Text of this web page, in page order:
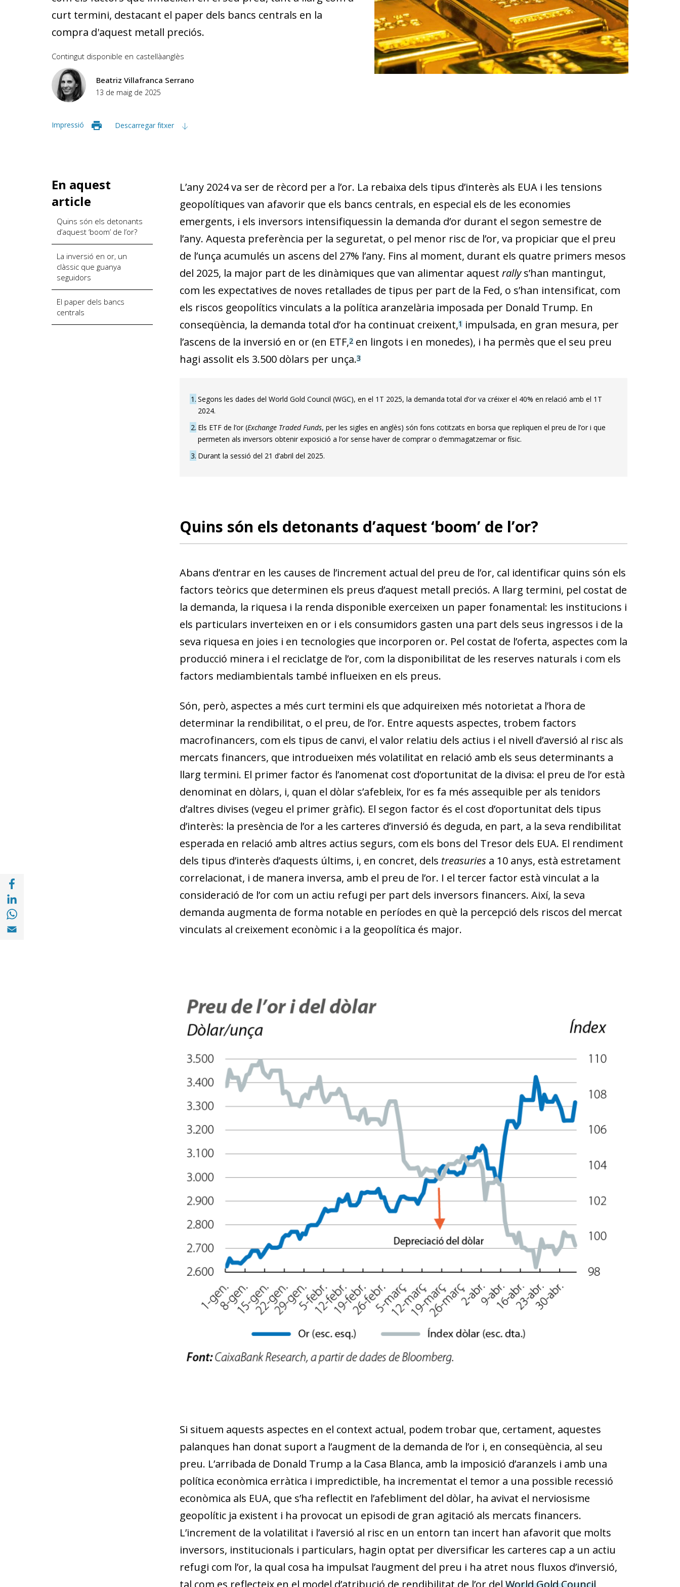
curt termini, destacant el paper dels bancs centrals en la
compra d'aquest metall preciós.
Contingut disponible en castellàanglès
Beatriz Villafranca Serrano
13 de maig de 2025
Impressió Descarregar fitxer
Compartir a Facebook (opens in a new window)
Compartir a with Linkedin (opens in a new window)
Compartir a with Whatsapp (opens in a new window)
Compartir a Email (opens in a new window)
En aquest
article
Quins són els detonants
d’aquest ‘boom’ de l’or?
La inversió en or, un
clàssic que guanya
seguidors
El paper dels bancs
centrals
L’any 2024 va ser de rècord per a l’or. La rebaixa dels tipus d’interès als EUA i les tensions
geopolítiques van afavorir que els bancs centrals, en especial els de les economies
emergents, i els inversors intensifiquessin la demanda d’or durant el segon semestre de
l’any. Aquesta preferència per la seguretat, o pel menor risc de l’or, va propiciar que el preu
de l’unça acumulés un ascens del 27% l’any. Fins al moment, durant els quatre primers mesos
del 2025, la major part de les dinàmiques que van alimentar aquest rallys’han mantingut,
com les expectatives de noves retallades de tipus per part de la Fed, o s’han intensificat, com
els riscos geopolítics vinculats a la política aranzelària imposada per Donald Trump. En
conseqüència, la demanda total d’or ha continuat creixent,1impulsada, en gran mesura, per
l’ascens de la inversió en or (en ETF,2en lingots i en monedes), i ha permès que el seu preu
hagi assolit els 3.500 dòlars per unça.3
1 Segons les dades del World Gold Council (WGC), en el 1T 2025, la demanda total d’or va créixer el 40% en relació amb el 1T
2024.
2 Els ETF de l’or (Exchange Traded Funds, per les sigles en anglès) són fons cotitzats en borsa que repliquen el preu de l’or i que
permeten als inversors obtenir exposició a l’or sense haver de comprar o d’emmagatzemar or físic.
3 Durant la sessió del 21 d’abril del 2025.
Quins són els detonants d’aquest ‘boom’ de l’or?
Abans d’entrar en les causes de l’increment actual del preu de l’or, cal identificar quins són els
factors teòrics que determinen els preus d’aquest metall preciós. A llarg termini, pel costat de
la demanda, la riquesa i la renda disponible exerceixen un paper fonamental: les institucions i
els particulars inverteixen en or i els consumidors gasten una part dels seus ingressos i de la
seva riquesa en joies i en tecnologies que incorporen or. Pel costat de l’oferta, aspectes com la
producció minera i el reciclatge de l’or, com la disponibilitat de les reserves naturals i com els
factors mediambientals també influeixen en els preus.
Són, però, aspectes a més curt termini els que adquireixen més notorietat a l’hora de
determinar la rendibilitat, o el preu, de l’or. Entre aquests aspectes, trobem factors
macrofinancers, com els tipus de canvi, el valor relatiu dels actius i el nivell d’aversió al risc als
mercats financers, que introdueixen més volatilitat en relació amb els seus determinants a
llarg termini. El primer factor és l’anomenat cost d’oportunitat de la divisa: el preu de l’or està
denominat en dòlars, i, quan el dòlar s’afebleix, l’or es fa més assequible per als tenidors
d’altres divises (vegeu el primer gràfic). El segon factor és el cost d’oportunitat dels tipus
d’interès: la presència de l’or a les carteres d’inversió és deguda, en part, a la seva rendibilitat
esperada en relació amb altres actius segurs, com els bons del Tresor dels EUA. El rendiment
dels tipus d’interès d’aquests últims, i, en concret, dels treasuries a 10 anys, està estretament
correlacionat, i de manera inversa, amb el preu de l’or. I el tercer factor està vinculat a la
consideració de l’or com un actiu refugi per part dels inversors financers. Així, la seva
demanda augmenta de forma notable en períodes en què la percepció dels riscos del mercat
vinculats al creixement econòmic i a la geopolítica és major.
Si situem aquests aspectes en el context actual, podem trobar que, certament, aquestes
palanques han donat suport a l’augment de la demanda de l’or i, en conseqüència, al seu
preu. L’arribada de Donald Trump a la Casa Blanca, amb la imposició d’aranzels i amb una
política econòmica erràtica i impredictible, ha incrementat el temor a una possible recessió
econòmica als EUA, que s’ha reflectit en l’afebliment del dòlar, ha avivat el nerviosisme
geopolític ja existent i ha provocat un episodi de gran agitació als mercats financers.
L’increment de la volatilitat i l’aversió al risc en un entorn tan incert han afavorit que molts
inversors, institucionals i particulars, hagin optat per diversificar les carteres cap a un actiu
refugi com l’or, la qual cosa ha impulsat l’augment del preu i ha atret nous fluxos d’inversió,
tal com es reflecteix en el model d’atribució de rendibilitat de l’or del World Gold Council